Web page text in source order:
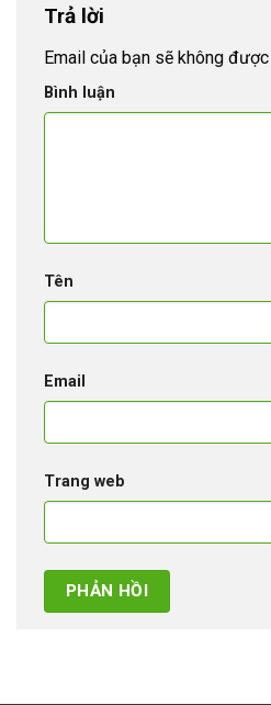
Trả lời
Email của bạn sẽ không
Bình luận
Tên
Email
Trang web